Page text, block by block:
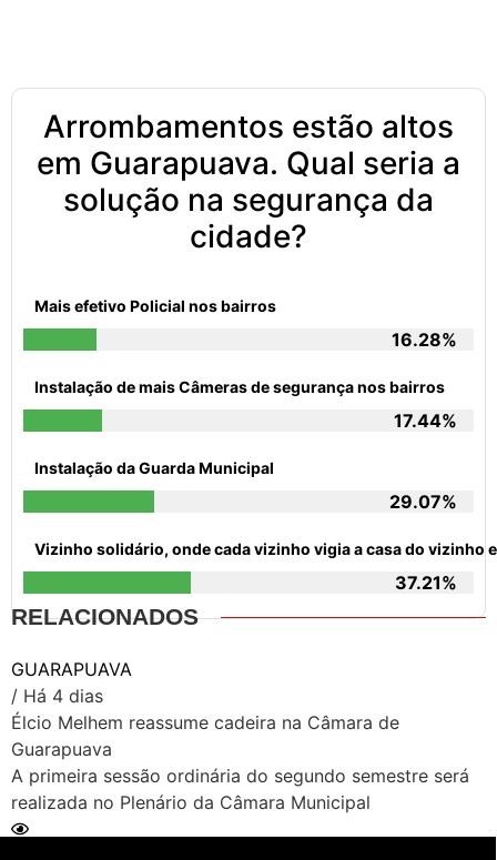
Arrombamentos estão altos
em Guarapuava. Qual seria a
solução na segurança da
cidade?
Mais efetivo Policial nos bairros
16.28%
Instalação de mais Câmeras de segurança nos bairros
17.44%
Instalação da Guarda Municipal
29.07%
Vizinho solidário, onde cada vizinho vigia a casa do vizinho
37.21%
RELACIONADOS
GUARAPUAVA
/ Há 4 dias
Élcio Melhem reassume cadeira na Câmara de
Guarapuava
A primeira sessão ordinária do segundo semestre será
realizada no Plenário da Câmara Municipal